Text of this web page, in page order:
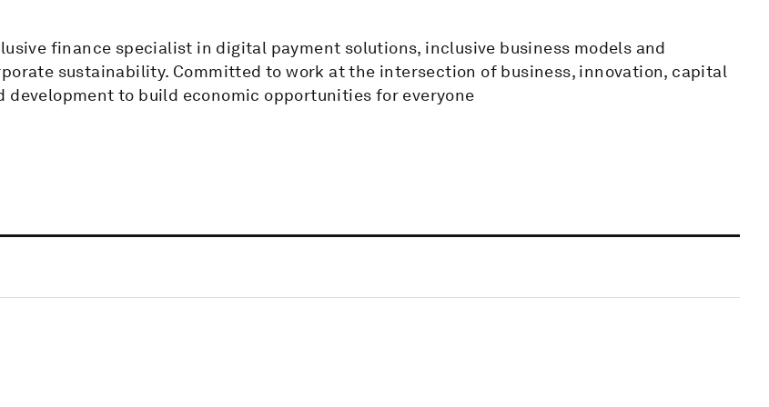
finance specialist in digital payment solutions, inclusive business models and
sustainability. Committed to work at the intersection of business, innovation, capital
development to build economic opportunities for everyone